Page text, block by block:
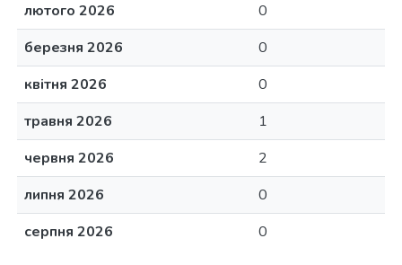
лютого 2026
0
березня 2026
0
квітня 2026
0
травня 2026
1
червня 2026
2
липня 2026
0
серпня 2026
0